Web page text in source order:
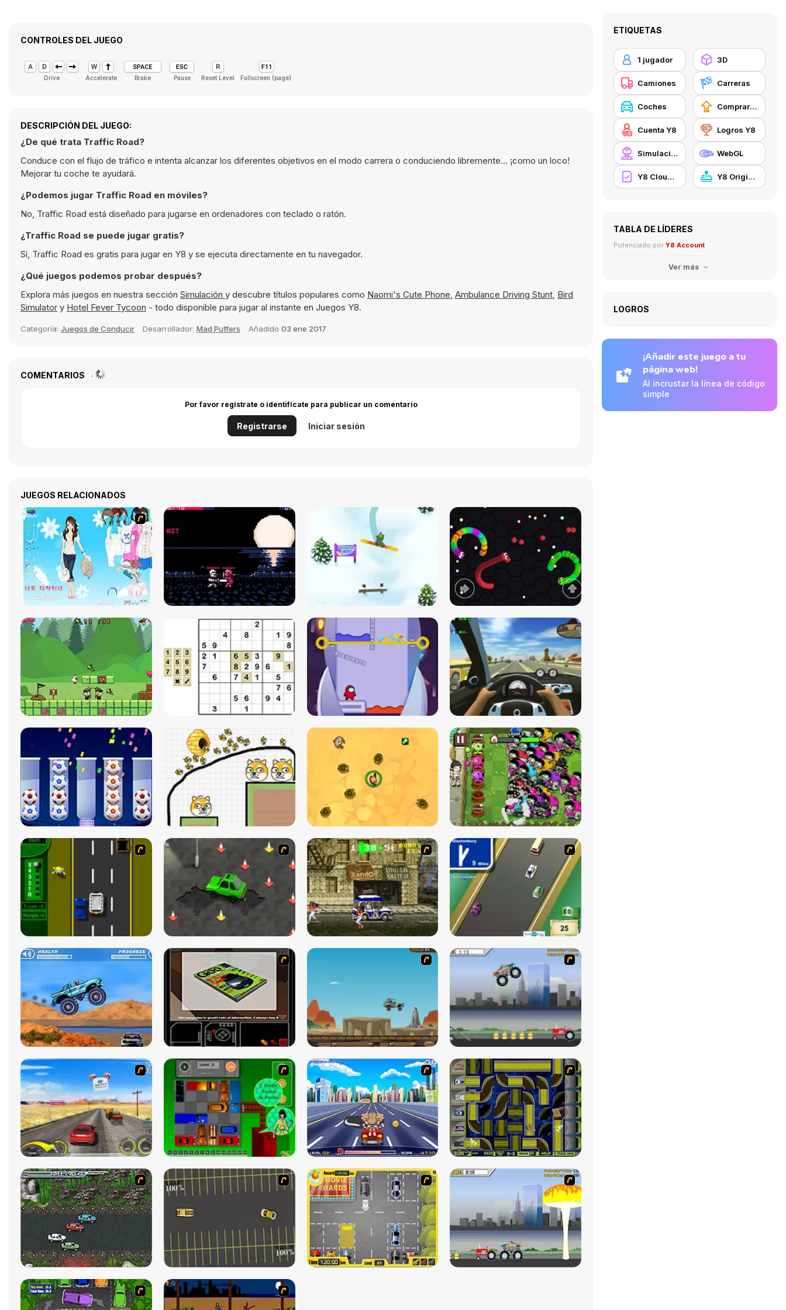
CONTROLES DEL JUEGO
Drive Accelerate Brake Pause Reset Level Fullscreen (page)
DESCRIPCIÓN DEL JUEGO:
¿De qué trata Traffic Road?
Conduce con el flujo de tráfico e intenta alcanzar los diferentes objetivos en el modo carrera o conduciendo libremente... ¡como un loco!
Mejorar tu coche te ayudará.
¿Podemos jugar Traffic Road en móviles?
No, Traffic Road está diseñado para jugarse en ordenadores con teclado o ratón.
¿Traffic Road se puede jugar gratis?
Sí, Traffic Road es gratis para jugar en Y8 y se ejecuta directamente en tu navegador.
¿Qué juegos podemos probar después?
Explora más juegos en nuestra sección Simulación y descubre títulos populares como Naomi's Cute Phone, Ambulance Driving Stunt, Bird
Simulator y Hotel Fever Tycoon - todo disponible para jugar al instante en Juegos Y8.
Categoría: Juegos de Conducir Desarrollador: Mad Puffers Añadido 03 ene 2017
COMENTARIOS
Por favor regístrate o identifícate para publicar un comentario
Registrarse Iniciar sesión
JUEGOS RELACIONADOS
ETIQUETAS
1 jugador 3D
Camiones Carreras
Coches Comprar mejoras de equipamiento
Cuenta Y8 Logros Y8
Simulación WebGL
Y8 Cloud Save Y8 Originals
TABLA DE LÍDERES
Potenciado por Y8 Account
Ver más
LOGROS
¡Añadir este juego a tu
página web!
Al incrustar la línea de código
simple